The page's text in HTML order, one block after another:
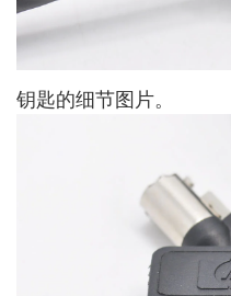
钥匙的细节图片。